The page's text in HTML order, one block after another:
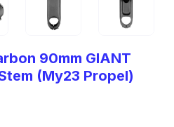
90mm GIANT
(My23 Propel)